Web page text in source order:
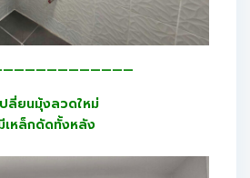
ปลี่ยนมุ้งลวดใหม่
เหล็กดัดทั้งหลัง